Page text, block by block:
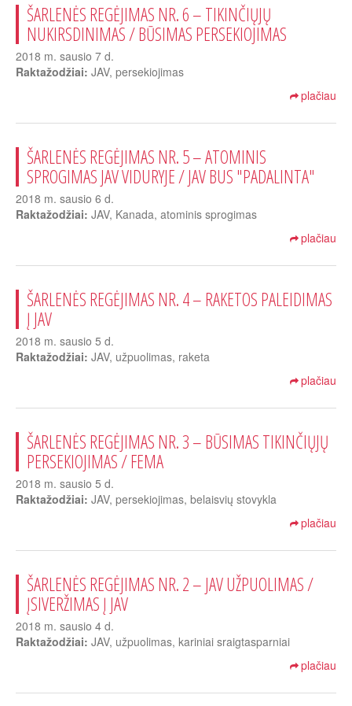
ŠARLENĖS REGĖJIMAS NR. 6 – TIKINČIŲJŲ
NUKIRSDINIMAS / BŪSIMAS PERSEKIOJIMAS
2018 m. sausio 7 d.
Raktažodžiai: JAV, persekiojimas
plačiau
ŠARLENĖS REGĖJIMAS NR. 5 – ATOMINIS
SPROGIMAS JAV VIDURYJE / JAV BUS "PADALINTA"
2018 m. sausio 6 d.
Raktažodžiai: JAV, Kanada, atominis sprogimas
plačiau
ŠARLENĖS REGĖJIMAS NR. 4 – RAKETOS PALEIDIMAS
Į JAV
2018 m. sausio 5 d.
Raktažodžiai: JAV, užpuolimas, raketa
plačiau
ŠARLENĖS REGĖJIMAS NR. 3 – BŪSIMAS TIKINČIŲJŲ
PERSEKIOJIMAS / FEMA
2018 m. sausio 5 d.
Raktažodžiai: JAV, persekiojimas, belaisvių stovykla
plačiau
ŠARLENĖS REGĖJIMAS NR. 2 – JAV UŽPUOLIMAS /
ĮSIVERŽIMAS Į JAV
2018 m. sausio 4 d.
Raktažodžiai: JAV, užpuolimas, kariniai sraigtasparniai
plačiau